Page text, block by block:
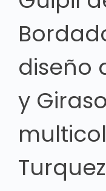
diseño
y